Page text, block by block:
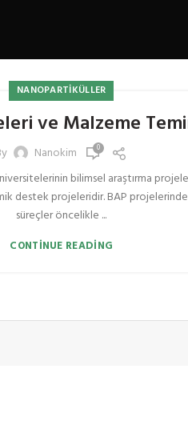
NANOPARTIKÜLLER
ve Malzeme
Nanokim 0
bilimsel araştırma
destek projeleridir. BAP projelerinde
süreçler öncelikle ...
CONTINUE READING